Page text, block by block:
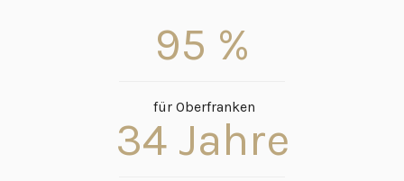
95 %
für Oberfranken
34 Jahre